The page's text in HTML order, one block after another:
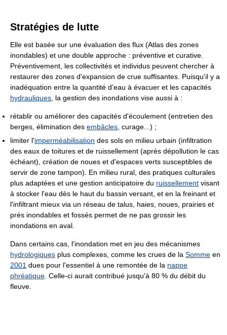
Stratégies de lutte
Elle est basée sur une évaluation des flux (Atlas des zones
inondables) et une double approche : préventive et curative.
Préventivement, les collectivités et individus peuvent chercher à
restaurer des zones d'expansion de crue suffisantes. Puisqu'il y a
inadéquation entre la quantité d'eau à évacuer et les capacités
hydrauliques , la gestion des inondations vise aussi à :
rétablir ou améliorer des capacités d'écoulement (entretien des
berges, élimination des embâcles , curage...) ;
limiter l'imperméabilisation des sols en milieu urbain (infiltration
des eaux de toitures et de ruissellement (après dépollution le cas
échéant), création de noues et d'espaces verts susceptibles de
servir de zone tampon). En milieu rural, des pratiques culturales
plus adaptées et une gestion anticipatoire du ruissellement visant
à stocker l'eau dès le haut du bassin versant, et en la freinant et
l'infiltrant mieux via un réseau de talus, haies, noues, prairies et
prés inondables et fossés permet de ne pas grossir les
inondations en aval.
Dans certains cas, l'inondation met en jeu des mécanismes
hydrologiques plus complexes, comme les crues de la Somme en
2001 dues pour l'essentiel à une remontée de la nappe
phréatique . Celle-ci aurait contribué jusqu'à 80 % du débit du
fleuve.